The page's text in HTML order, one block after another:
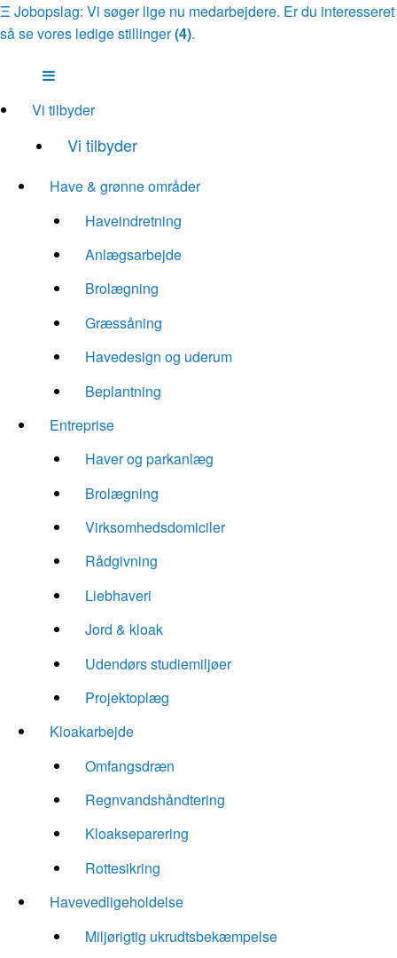
Ξ Jobopslag: Vi søger lige nu medarbejdere. Er du interesseret
så se vores ledige stillinger(4).
Vi tilbyder
Vi tilbyder
Have & grønne områder
Haveindretning
Anlægsarbejde
Brolægning
Græssåning
Havedesign og uderum
Beplantning
Entreprise
Haver og parkanlæg
Brolægning
Virksomhedsdomiciler
Rådgivning
Liebhaveri
Jord & kloak
Udendørs studiemiljøer
Projektoplæg
Kloakarbejde
Omfangsdræn
Regnvandshåndtering
Kloakseparering
Rottesikring
Havevedligeholdelse
Miljørigtig ukrudtsbekæmpelse